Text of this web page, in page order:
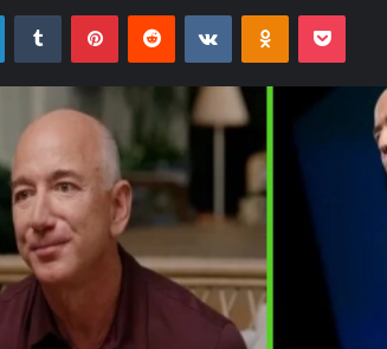
LinkedInTumblr PinterestReddit VKontakteOdnoklassniki
Pocket